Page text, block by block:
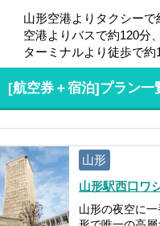
山形空港よりタクシーで
空港よりバスで約120分
ターミナルより徒歩で約
[航空券＋宿泊]プラン一
山形
山形駅西口ワ
山形の夜空に